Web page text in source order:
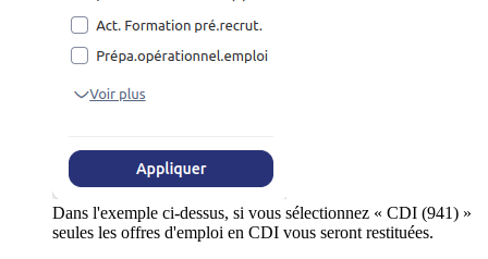
Dans l'exemple ci-dessus, si vous sélectionnez « CDI (941) »
seules les offres d'emploi en CDI vous seront restituées.